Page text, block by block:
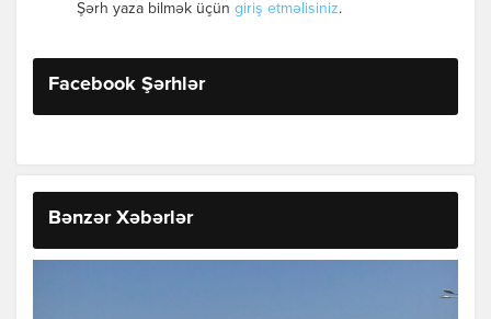
Şərh yaza bilmək üçün giriş etməlisiniz.
Facebook Şərhlər
Bənzər Xəbərlər